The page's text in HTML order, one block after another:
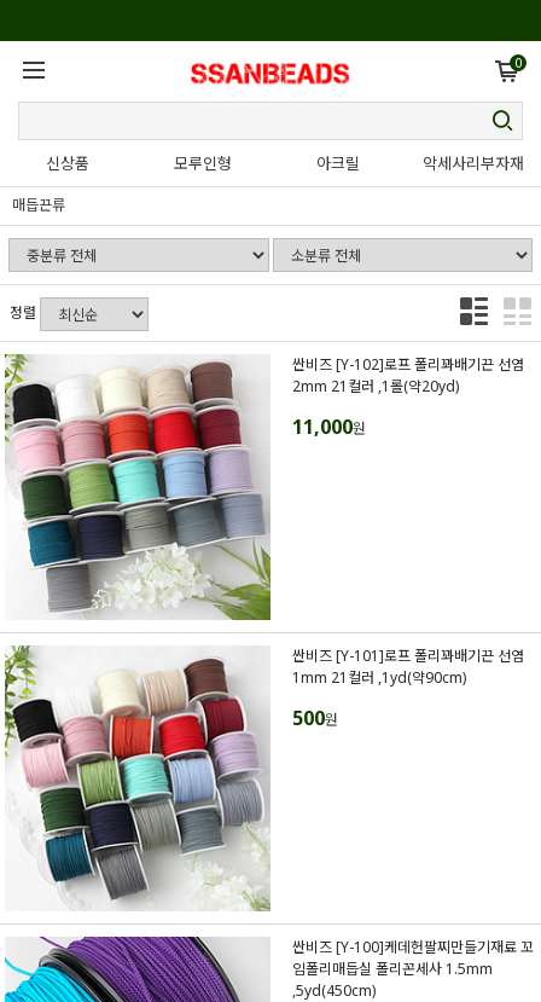
0
신상품 모루인형 아크릴 악세사리부자재
매듭끈류
정렬
싼비즈 [Y-102]로프 폴리꽈배기끈 선염
2mm 21컬러 ,1롤(약20yd)
11,000원
싼비즈 [Y-101]로프 폴리꽈배기끈 선염
1mm 21컬러 ,1yd(약90cm)
500원
싼비즈 [Y-100]케데헌팔찌만들기재료 꼬
임폴리매듭실 폴리꼰세사 1.5mm
,5yd(450cm)